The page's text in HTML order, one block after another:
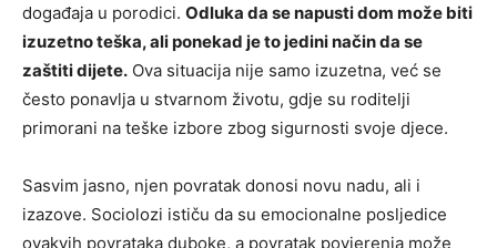
događaja u porodici. Odluka da se napusti dom može biti
izuzetno teška, ali ponekad je to jedini način da se
zaštiti dijete. Ova situacija nije samo izuzetna, već se
često ponavlja u stvarnom životu, gdje su roditelji
primorani na teške izbore zbog sigurnosti svoje djece.
Sasvim jasno, njen povratak donosi novu nadu, ali i
izazove. Sociolozi ističu da su emocionalne posljedice
ovakvih povrataka duboke, a povratak povjerenja može